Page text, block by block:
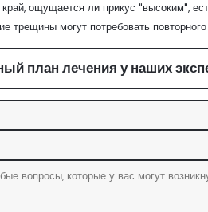
край, ощущается ли прикус "высоким",
трещины могут потребовать
план лечения у наших